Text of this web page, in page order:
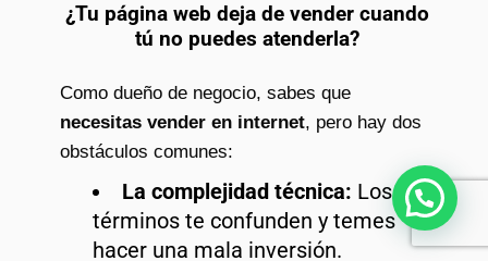
¿Tu página web deja de vender cuando
tú no puedes atenderla?
Como dueño de negocio, sabes que
necesitas vender en internet, pero hay dos
obstáculos comunes:
La complejidad técnica: Los
términos te confunden y temes
hacer una mala inversión.
¿Necesitas ayuda?